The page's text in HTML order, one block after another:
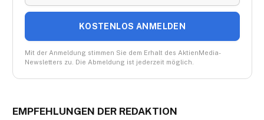
KOSTENLOS ANMELDEN
Mit der Anmeldung stimmen Sie dem Erhalt des AktienMedia-
Newsletters zu. Die Abmeldung ist jederzeit möglich.
EMPFEHLUNGEN DER REDAKTION